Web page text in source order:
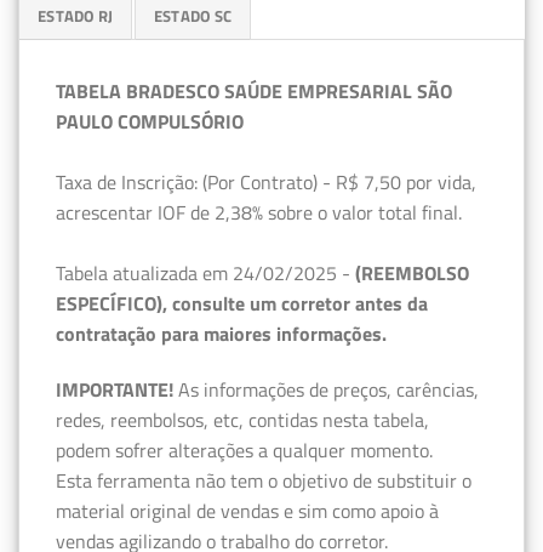
ESTADO RJ ESTADO SC
TABELA BRADESCO SAÚDE EMPRESARIAL SÃO
PAULO COMPULSÓRIO
Taxa de Inscrição: (Por Contrato) - R$ 7,50 por vida,
acrescentar IOF de 2,38% sobre o valor total final.
Tabela atualizada em 24/02/2025 - (REEMBOLSO
ESPECÍFICO), consulte um corretor antes da
contratação para maiores informações.
IMPORTANTE!As informações de preços, carências,
redes, reembolsos, etc, contidas nesta tabela,
podem sofrer alterações a qualquer momento.
Esta ferramenta não tem o objetivo de substituir o
material original de vendas e sim como apoio à
vendas agilizando o trabalho do corretor.